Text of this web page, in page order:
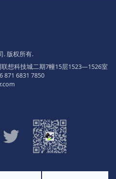
Optics Co.,
. 版权所有.
想科技城二期7幢15层1523—1526室
871 6831 7850
Twitter
微信